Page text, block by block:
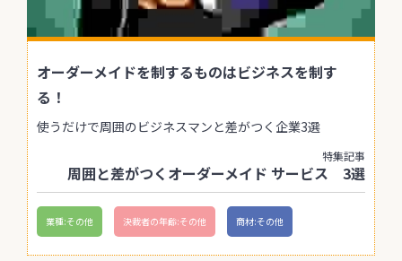
オーダーメイドを制するものはビジネスを制す
る！
使うだけで周囲のビジネスマンと差がつく企業3選
特集記事
周囲と差がつくオーダーメイド サービス 3選
業種:その他 決裁者の年齢:その他 商材:その他